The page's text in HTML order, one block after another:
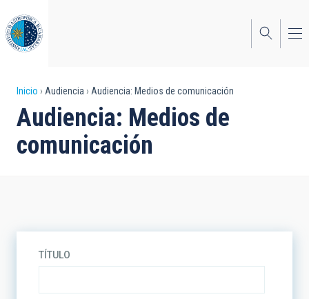
al
contenido
principal
Sobrescribir
enlaces
de
Inicio Audiencia Audiencia: Medios de comunicación
Audiencia: Medios de
comunicación
TÍTULO